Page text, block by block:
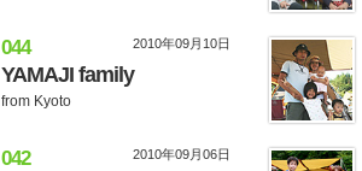
2010年09月10日
044
YAMAJI family
from Kyoto
2010年09月06日
042